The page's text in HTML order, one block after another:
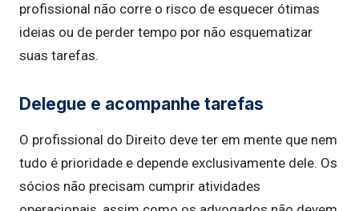
profissional não corre o risco de esquecer ótimas
ideias ou de perder tempo por não esquematizar
suas tarefas.
Delegue e acompanhe tarefas
O profissional do Direito deve ter em mente que nem
tudo é prioridade e depende exclusivamente dele. Os
sócios não precisam cumprir atividades